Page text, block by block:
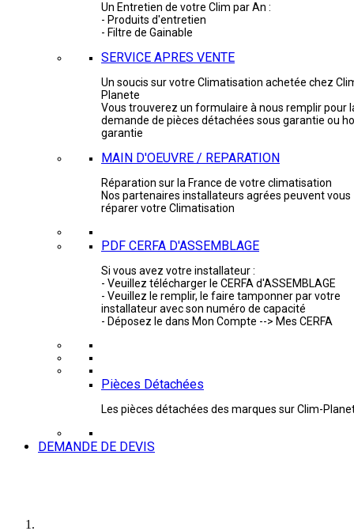
Un Entretien de votre Clim par An :
- Produits d'entretien
- Filtre de Gainable
SERVICE APRES VENTE
Un soucis sur votre Climatisation achetée chez
Planete
Vous trouverez un formulaire à nous remplir pour
demande de pièces détachées sous garantie ou
garantie
MAIN D'OEUVRE / REPARATION
Réparation sur la France de votre climatisation
Nos partenaires installateurs agrées peuvent vous
réparer votre Climatisation
PDF CERFA D'ASSEMBLAGE
Si vous avez votre installateur :
- Veuillez télécharger le CERFA d'ASSEMBLAGE
- Veuillez le remplir, le faire tamponner par votre
installateur avec son numéro de capacité
- Déposez le dans Mon Compte --> Mes CERFA
Pièces Détachées
Les pièces détachées des marques sur Clim-
DEMANDE DE DEVIS